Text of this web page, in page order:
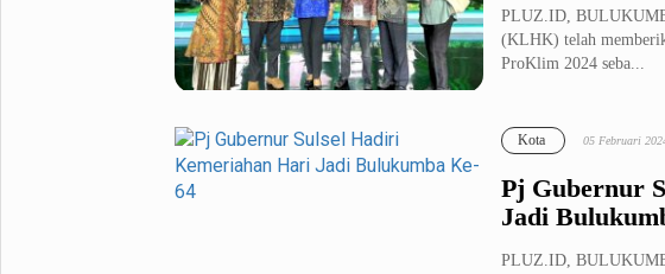
Infotainment
Parenting
PLUZ.ID,
(KLHK) telah
ProKlim 2024 seba...
Pj Gubernur
Jadi
Kota 05 Februari
PLUZ.ID,